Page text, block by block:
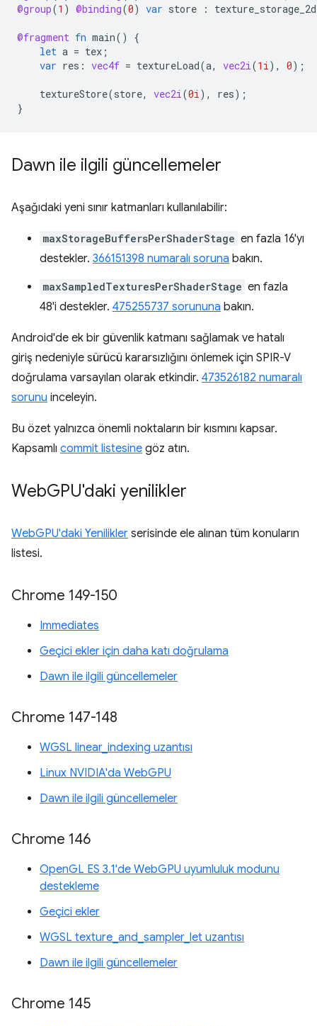
@group(1 ) @binding(0) var store :
@fragment fn main()
{
let a = tex ;
var res : vec4f = textureLoad(a, vec2i(1i), 0);
textureStore(store, vec2i(0i), res);
}
Dawn ile ilgili güncellemeler
Aşağıdaki yeni sınır katmanları kullanılabilir:
maxStorageBuffersPerShaderStage en fazla 16'yı
destekler. 366151398 numaralı soruna bakın.
maxSampledTexturesPerShaderStage en fazla
48'i destekler. 475255737 sorununa bakın.
Android'de ek bir güvenlik katmanı sağlamak ve hatalı
giriş nedeniyle sürücü kararsızlığını önlemek için SPIR-V
doğrulama varsayılan olarak etkindir. 473526182 numaralı
sorunu inceleyin.
Bu özet yalnızca önemli noktaların bir kısmını kapsar.
Kapsamlı commit listesine göz atın.
WebGPU'daki yenilikler
WebGPU'daki Yenilikler serisinde ele alınan tüm konuların
listesi.
Chrome 149-150
Immediates
Geçici ekler için daha katı doğrulama
Dawn ile ilgili güncellemeler
Chrome 147-148
WGSL linear_indexing uzantısı
Linux NVIDIA'da WebGPU
Dawn ile ilgili güncellemeler
Chrome 146
OpenGL ES 3.1'de WebGPU uyumluluk modunu
destekleme
Geçici ekler
WGSL texture_and_sampler_let uzantısı
Dawn ile ilgili güncellemeler
Chrome 145